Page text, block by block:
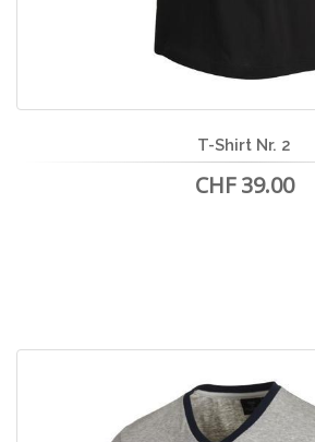
T-Shirt Nr. 2
CHF 39.00